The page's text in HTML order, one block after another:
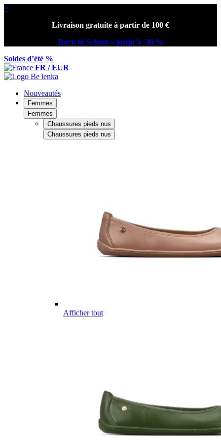
×
Livraison gratuite à partir de 100 €
Back to School – jusqu’à -30 %
Soldes d’été %
FR / EUR
Nouveautés
Femmes
Femmes
Chaussures pieds nus
Chaussures pieds nus
Afficher tout